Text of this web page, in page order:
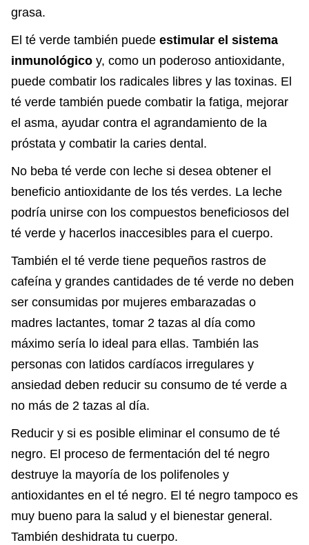
grasa.
El té verde también puede estimular el sistema
inmunológico y, como un poderoso antioxidante,
puede combatir los radicales libres y las toxinas. El
té verde también puede combatir la fatiga, mejorar
el asma, ayudar contra el agrandamiento de la
próstata y combatir la caries dental.
No beba té verde con leche si desea obtener el
beneficio antioxidante de los tés verdes. La leche
podría unirse con los compuestos beneficiosos del
té verde y hacerlos inaccesibles para el cuerpo.
También el té verde tiene pequeños rastros de
cafeína y grandes cantidades de té verde no deben
ser consumidas por mujeres embarazadas o
madres lactantes, tomar 2 tazas al día como
máximo sería lo ideal para ellas. También las
personas con latidos cardíacos irregulares y
ansiedad deben reducir su consumo de té verde a
no más de 2 tazas al día.
Reducir y si es posible eliminar el consumo de té
negro. El proceso de fermentación del té negro
destruye la mayoría de los polifenoles y
antioxidantes en el té negro. El té negro tampoco es
muy bueno para la salud y el bienestar general.
También deshidrata tu cuerpo.